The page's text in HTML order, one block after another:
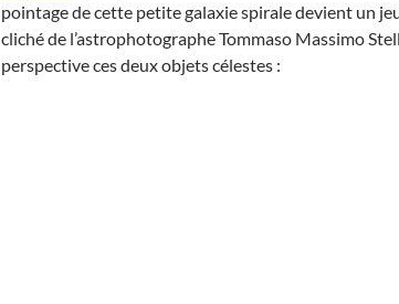
pointage de cette petite galaxie spirale devient un
cliché de l’astrophotographe Tommaso Massimo
perspective ces deux objets célestes :